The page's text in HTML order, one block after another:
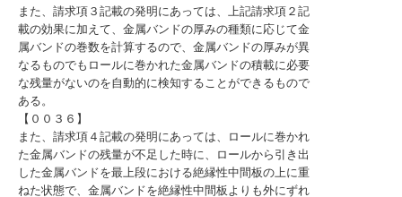
また、請求項３記載の発明にあっては、上記請求項２記
載の効果に加えて、金属バンドの厚みの種類に応じて金
属バンドの巻数を計算するので、金属バンドの厚みが異
なるものでもロールに巻かれた金属バンドの積載に必要
な残量がないのを自動的に検知することができるもので
ある。
【００３６】
また、請求項４記載の発明にあっては、ロールに巻かれ
た金属バンドの残量が不足した時に、ロールから引き出
した金属バンドを最上段における絶縁性中間板の上に重
ねた状態で、金属バンドを絶縁性中間板よりも外にずれ